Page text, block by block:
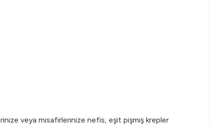
veya misafirlerinize nefis, eşit pişmiş krepler